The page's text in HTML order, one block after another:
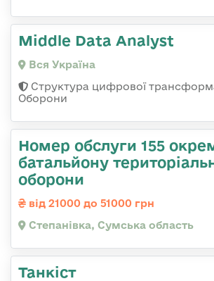
Middle Data Analyst
Вся Україна
Структура цифрової
Оборони
Номер обслуги 155
батальйону
оборони
від 21000 до 51000 грн
Степанівка, Сумська область
Танкіст